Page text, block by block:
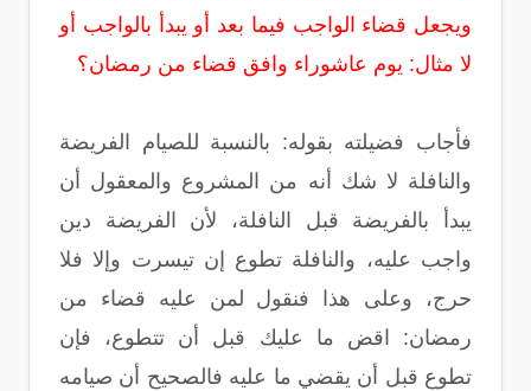
ويجعل قضاء الواجب فيما بعد أو يبدأ بالواجب أو
لا مثال‏:‏ يوم عاشوراء وافق قضاء من رمضان‏؟‏
فأجاب فضيلته بقوله‏:‏ بالنسبة للصيام الفريضة
والنافلة لا شك أنه من المشروع والمعقول أن
يبدأ بالفريضة قبل النافلة، لأن الفريضة دين
واجب عليه، والنافلة تطوع إن تيسرت وإلا فلا
حرج، وعلى هذا فنقول لمن عليه قضاء من
رمضان‏:‏ اقض ما عليك قبل أن تتطوع، فإن
تطوع قبل أن يقضي ما عليه فالصحيح أن صيامه